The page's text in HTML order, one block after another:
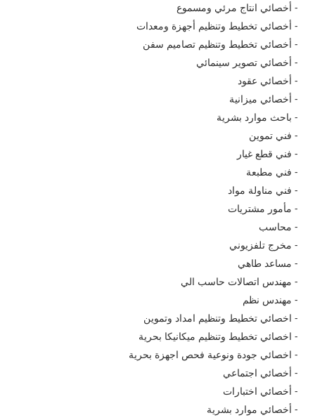
- أخصائي انتاج مرئي ومسموع
- أخصائي تخطيط وتنظيم أجهزة ومعدات
- أخصائي تخطيط وتنظيم تصاميم سفن
- أخصائي تصوير سينمائي
- أخصائي عقود
- أخصائي ميزانية
- باحث موارد بشرية
- فني تموين
- فني قطع غيار
- فني مطبعة
- فني مناولة مواد
- مأمور مشتريات
- محاسب
- مخرج تلفزيوني
- مساعد طاهي
- مهندس اتصالات حاسب الي
- مهندس نظم
- اخصائي تخطيط وتنظيم امداد وتموين
- اخصائي تخطيط وتنظيم ميكانيكا بحرية
- اخصائي جودة ونوعية فحص اجهزة بحرية
- أخصائي اجتماعي
- أخصائي اختبارات
- أخصائي موارد بشرية